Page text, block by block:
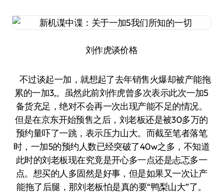
刘作虎谈价格
不过谈起一加，就想起了去年销售火爆却被产能拖
累的一加3,。虽然此前刘作虎曾多次表示此次一加5
备货充足，绝对不会再一次出现产能不足的情况。
但是在京东开始预售之后，刘老板还是被30多万的
预约量吓了一跳，表示压力山大。而截至笔者落笔
时，一加5的预约人数已经突破了40w之多，不知道
此时的刘老板现在究竟是开心多一点还是忐忑多一
点。想买的人多固然是好事，但是如果又一次让产
能拖了后腿，那刘老板怕是真的要“鸭梨山大”了。